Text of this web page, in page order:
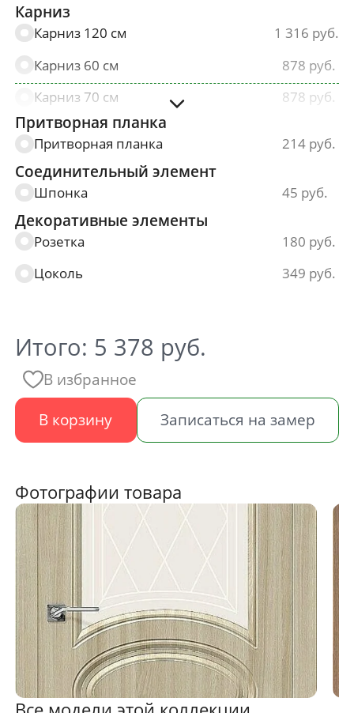
Карниз
Карниз 120 см
1 316
Карниз 60 см
878
Карниз 70 см
878
Карниз 80 см
Притворная планка
Притворная планка 214
Соединительный элемент
Шпонка 45
Декоративные элементы
Розетка
180
Цоколь
349
Итого: 5 378 руб.
В избранное
В корзину
Записаться на замер
Фотографии товара